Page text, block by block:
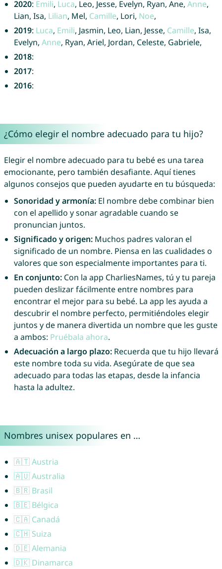
2020: Emili, Luca, Leo, Jesse, Evelyn, Ryan, Ane, Anne,
Lian, Isa, Lilian, Mel, Camille, Lori, Noe,
2019: Luca, Emili, Jasmin, Leo, Lian, Jesse, Camille, Isa,
Evelyn, Anne, Ryan, Ariel, Jordan, Celeste, Gabriele,
2018:
2017:
2016:
¿Cómo elegir el nombre adecuado para tu hijo?
Elegir el nombre adecuado para tu bebé es una tarea
emocionante, pero también desafiante. Aquí tienes
algunos consejos que pueden ayudarte en tu búsqueda:
Sonoridad y armonía:El nombre debe combinar bien
con el apellido y sonar agradable cuando se
pronuncian juntos.
Significado y origen:Muchos padres valoran el
significado de un nombre. Piensa en las cualidades o
valores que son especialmente importantes para ti.
En conjunto:Con la app CharliesNames, tú y tu pareja
pueden deslizar fácilmente entre nombres para
encontrar el mejor para su bebé. La app les ayuda a
descubrir el nombre perfecto, permitiéndoles elegir
juntos y de manera divertida un nombre que les guste
a ambos: Pruébala ahora.
Adecuación a largo plazo:Recuerda que tu hijo llevará
este nombre toda su vida. Asegúrate de que sea
adecuado para todas las etapas, desde la infancia
hasta la adultez.
Nombres unisex populares en …
🇦🇹 Austria
🇦🇺 Australia
🇧🇷 Brasil
🇧🇪 Bélgica
🇨🇦 Canadá
🇨🇭 Suiza
🇩🇪 Alemania
🇩🇰 Dinamarca